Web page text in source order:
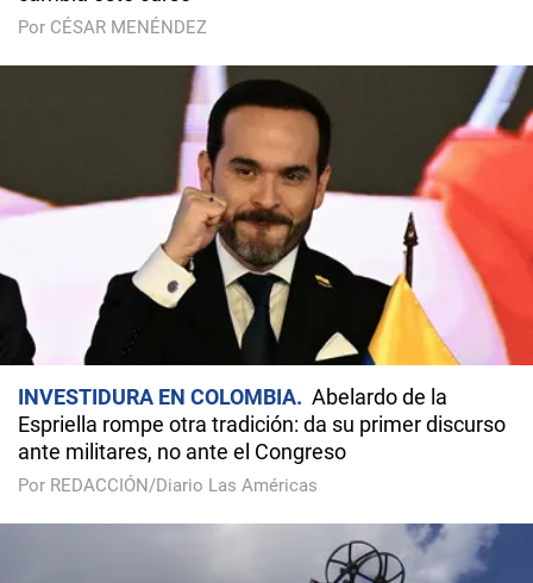
Por CÉSAR MENÉNDEZ
INVESTIDURA EN COLOMBIA
Abelardo de la
Espriella rompe otra tradición: da su primer discurso
ante militares, no ante el Congreso
Por REDACCIÓN/Diario Las Américas